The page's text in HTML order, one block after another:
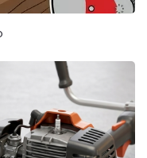
під певну
менеджери.
представлені
. Поставляються
Тому кожен
вартість